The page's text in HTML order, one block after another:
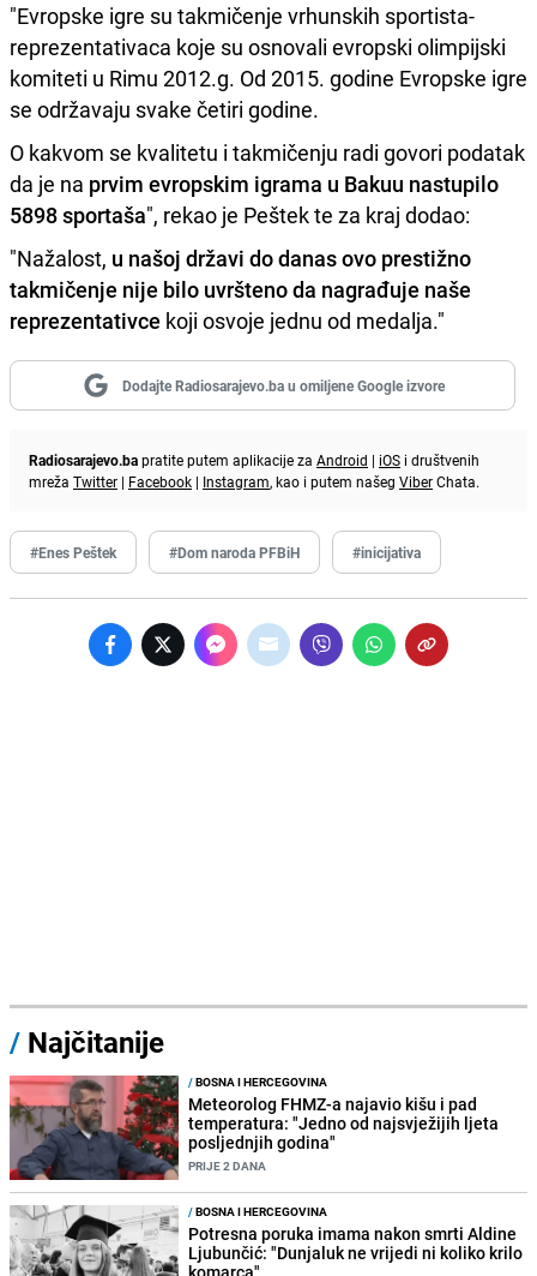
"Evropske igre su takmičenje vrhunskih sportista-
reprezentativaca koje su osnovali evropski olimpijski
komiteti u Rimu 2012.g. Od 2015. godine Evropske igre
se održavaju svake četiri godine.
O kakvom se kvalitetu i takmičenju radi govori podatak
da je na prvim evropskim igrama u Bakuu nastupilo
5898 sportaša", rekao je Peštek te za kraj dodao:
"Nažalost, u našoj državi do danas ovo prestižno
takmičenje nije bilo uvršteno da nagrađuje naše
reprezentativce koji osvoje jednu od medalja."
Dodajte Radiosarajevo.ba u omiljene Google izvore
Radiosarajevo.bapratite putem aplikacije za Android | iOS i društvenih
mreža Twitter | Facebook | Instagram, kao i putem našeg ViberChata.
#Enes Peštek #Dom naroda PFBiH #inicijativa
/ Najčitanije
/BOSNA I HERCEGOVINA
Meteorolog FHMZ-a najavio kišu i pad
temperatura: "Jedno od najsvježijih ljeta
posljednjih godina"
PRIJE 2 DANA
/BOSNA I HERCEGOVINA
Potresna poruka imama nakon smrti Aldine
Ljubunčić: "Dunjaluk ne vrijedi ni koliko krilo